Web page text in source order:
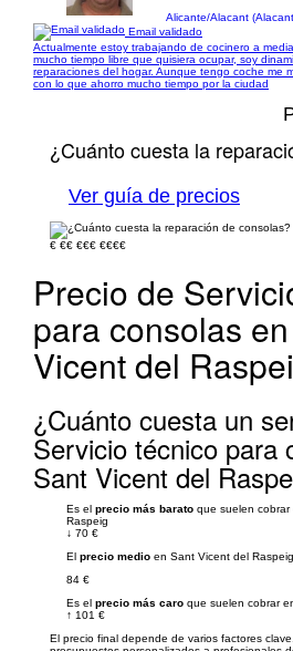
Alicante/Alacant
Email validado
Actualmente estoy trabajando de cocinero a
mucho tiempo libre que quisiera ocupar, soy
reparaciones del hogar. Aunque tengo coche me
con lo que ahorro mucho tiempo por la ciudad
¿Cuánto cuesta la
Ver guía de precios
€ €€ €€€ €€€€
Precio de
para consolas
Vicent del
¿Cuánto cuesta un
Servicio técnico para
Sant Vicent del
Es el precio más barato que suelen
Raspeig
↓ 70 €
El precio medio en Sant Vicent del
84 €
Es el precio más caro que suelen cobrar
↑ 101 €
El precio final depende de varios factores